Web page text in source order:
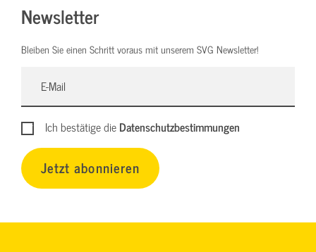
Newsletter
Bleiben Sie einen Schritt voraus mit unserem SVG Newsletter!
Ich bestätige dieDatenschutzbestimmungen
Jetzt abonnieren